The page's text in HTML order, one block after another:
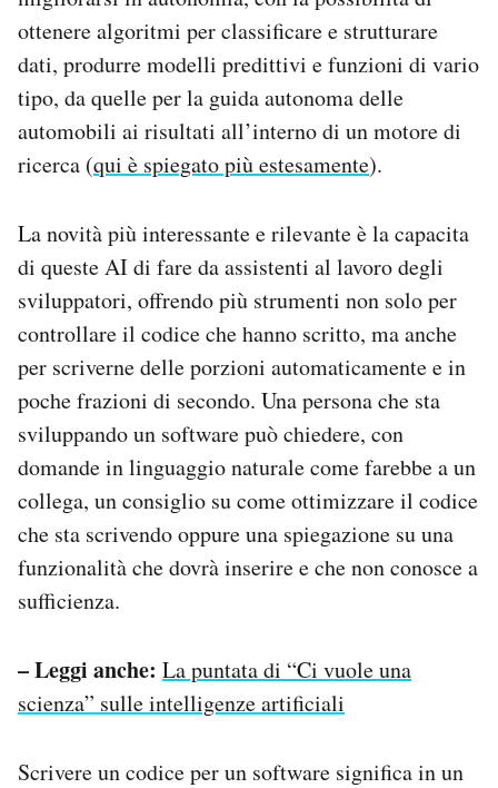
ottenere algoritmi per classificare e strutturare
dati, produrre modelli predittivi e funzioni di vario
tipo, da quelle per la guida autonoma delle
automobili ai risultati all’interno di un motore di
ricerca (qui è spiegato più estesamente).
La novità più interessante e rilevante è la capacita
di queste AI di fare da assistenti al lavoro degli
sviluppatori, offrendo più strumenti non solo per
controllare il codice che hanno scritto, ma anche
per scriverne delle porzioni automaticamente e in
poche frazioni di secondo. Una persona che sta
sviluppando un software può chiedere, con
domande in linguaggio naturale come farebbe a un
collega, un consiglio su come ottimizzare il codice
che sta scrivendo oppure una spiegazione su una
funzionalità che dovrà inserire e che non conosce a
sufficienza.
– Leggi anche: La puntata di “Ci vuole una
scienza” sulle intelligenze artificiali
Scrivere un codice per un software significa in un